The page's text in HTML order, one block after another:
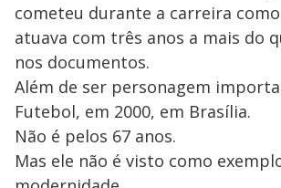
cometeu durante a carreira
atuava com três anos a mais do
nos documentos.
Além de ser personagem
Futebol, em 2000, em Brasília.
Não é pelos 67 anos.
Mas ele não é visto como